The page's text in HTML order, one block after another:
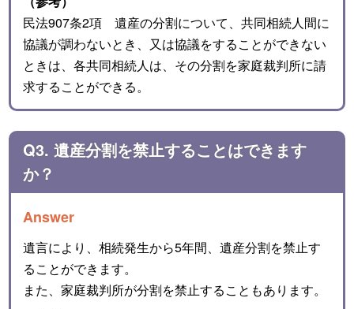
民法907条2項 遺産の分割について、共同相続人間に
協議が調わないとき、又は協議をすることができない
ときは、各共同相続人は、その分割を家庭裁判所に請
求することができる。
Q3. 遺産分割を禁止することはできます
か？
Answer
遺言により、相続発生から5年間、遺産分割を禁止す
ることができます。
また、家庭裁判所が分割を禁止することもあります。